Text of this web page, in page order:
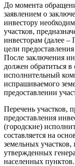
До момента
заявлением о
инвестору
участков,
инвесторам (далее –
цели
После заключения
должен обратиться
исполнительный
испрашиваемого
предоставлении
Перечень участков,
предоставления
(городские)
составляется на
земельных
утвержденных
населенных пунктов.